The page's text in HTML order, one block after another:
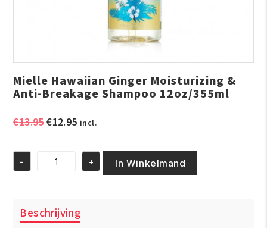
Mielle Hawaiian Ginger Moisturizing &
Anti-Breakage Shampoo 12oz/355ml
€13.95Oorspronkelijke
€13.95.
€12.95Huidige
is:
€12.95.
incl.
Mielle
- + In Winkelmand
Beschrijving